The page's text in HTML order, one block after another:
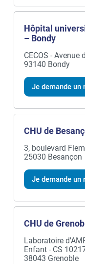
Hôpital
– Bondy
CECOS - Avenue
93140 Bondy
Je demande un
CHU de
3, boulevard
25030 Besançon
Je demande un
CHU de
Laboratoire
Enfant - CS
38043 Grenoble